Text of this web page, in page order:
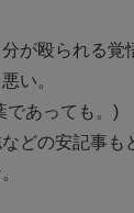
が殴られる覚
い。
であっても。)
どの安記事も